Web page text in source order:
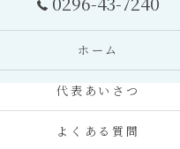
ホーム
代表あいさつ
よくある質問